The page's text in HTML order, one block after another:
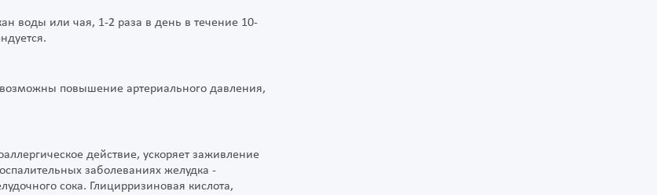
воды или чая, 1-2 раза в день в течение 10-
повышение артериального давления,
действие, ускоряет заживление
заболеваниях желудка -
сока. Глицирризиновая кислота,